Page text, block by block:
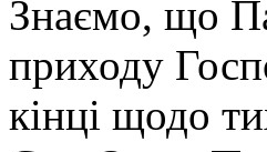
Знаємо, що
приходу
кінці щодо